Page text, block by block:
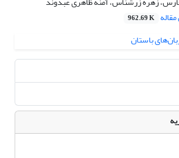
962.69 K